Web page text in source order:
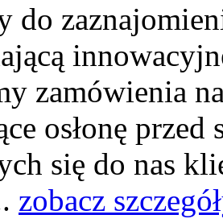
do
zamówienia
osłonę
się do nas
zobacz